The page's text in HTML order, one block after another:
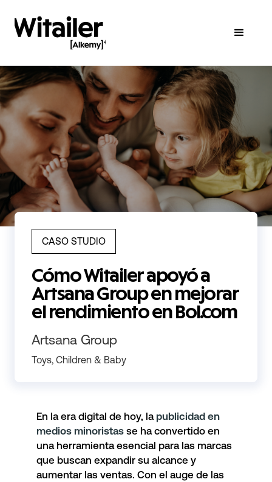
CASO STUDIO
Cómo Witailer apoyó a
Artsana Group en mejorar
el rendimiento en Bol.com
Artsana Group
Toys, Children & Baby
En la era digital de hoy, la publicidad en
medios minoristas se ha convertido en
una herramienta esencial para las marcas
que buscan expandir su alcance y
aumentar las ventas. Con el auge de las